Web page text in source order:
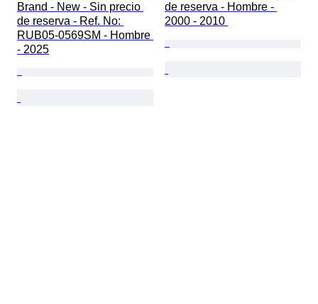
Brand - New - Sin precio
de reserva - Ref. No:
RUB05-0569SM - Hombre
- 2025
de reserva - Hombre -
2000 - 2010